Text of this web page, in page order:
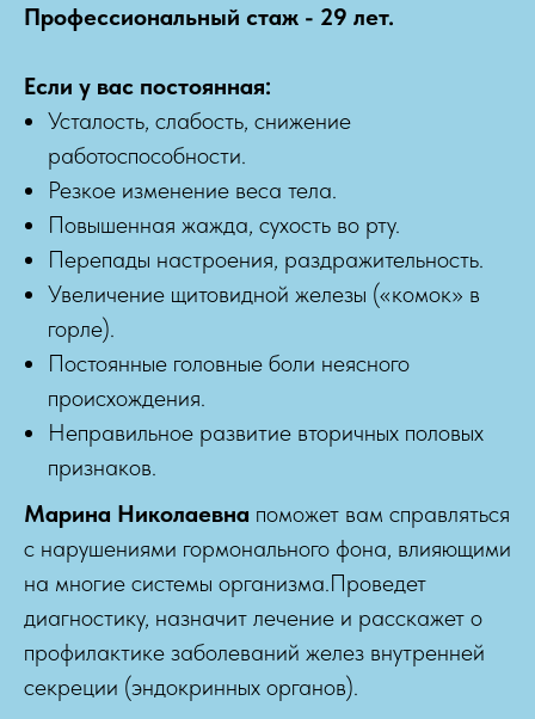
Профессиональный стаж - 29 лет.
Если у вас постоянная:
Усталость, слабость, снижение
работоспособности.
Резкое изменение веса тела.
Повышенная жажда, сухость во рту.
Перепады настроения, раздражительность.
Увеличение щитовидной железы («комок» в
горле).
Постоянные головные боли неясного
происхождения.
Неправильное развитие вторичных половых
признаков.
Марина Николаевна поможет вам справляться
с нарушениями гормонального фона, влияющими
на многие системы организма.Проведет
диагностику, назначит лечение и расскажет о
профилактике заболеваний желез внутренней
секреции (эндокринных органов).